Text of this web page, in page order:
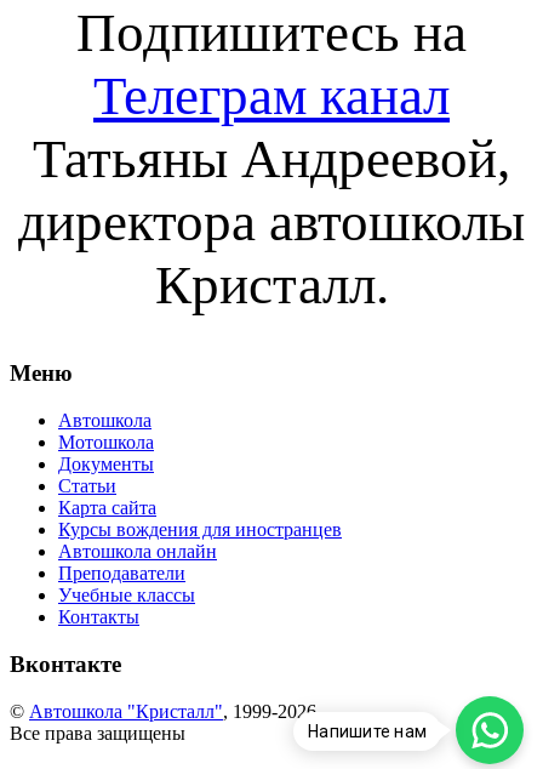
Подпишитесь на
Телеграм канал
Татьяны Андреевой,
директора автошколы
Кристалл.
Меню
Автошкола
Мотошкола
Документы
Статьи
Карта сайта
Курсы вождения для иностранцев
Автошкола онлайн
Преподаватели
Учебные классы
Контакты
Вконтакте
© Автошкола "Кристалл", 1999-2026
Все права защищены
Напишите нам